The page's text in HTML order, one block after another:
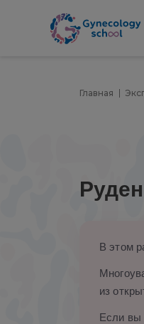
Главная
В этом
из
Если вы